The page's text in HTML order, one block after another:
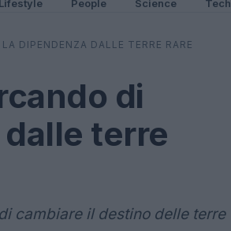
Lifestyle People Science Tech
DIPENDENZA DALLE TERRE RARE
di
terre
cambiare il destino delle terre